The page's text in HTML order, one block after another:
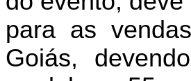
para as
Goiás,